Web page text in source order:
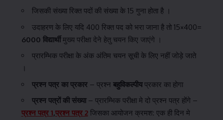
जिसकी संख्या रिक्त पदों की संख्या के 15 गुना होता है ।
उदाहरण के लिए यदि 400 रिक्त पद को भरा जाना है तो 15×400=
6000 विद्यार्थीमुख्य परीक्षा देने हेतु चयन किए जाएंगे ।
प्रारम्भिक परीक्षा के अंक अंतिम चयन सूची के लिए नहीं जोड़े जाते
।
प्रश्न पत्र का प्रकार– प्रश्न बहुविकल्पीयप्रकार का होगा
प्रश्न पत्रों की संख्या– प्रारम्भिक परीक्षा मे दो प्रश्न पत्र होंगे –
प्रश्न पत्र 1,प्रश्न पत्र 2जिसका आयोजन क्रमश: एक ही दिन मे